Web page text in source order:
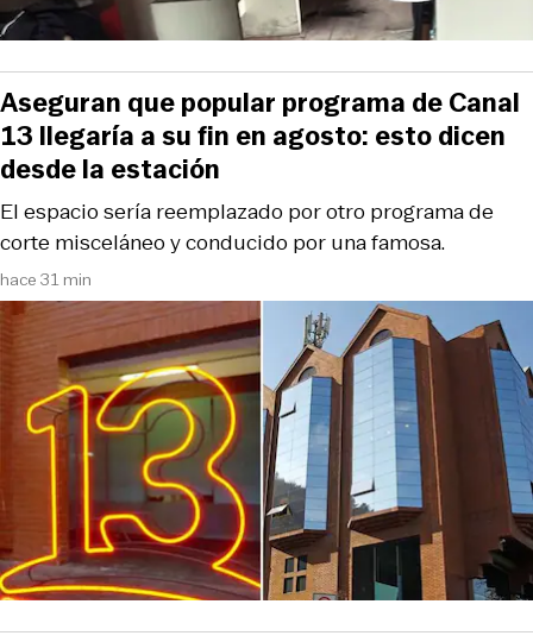
hace 31 min
El espacio sería reemplazado por otro programa de
corte misceláneo y conducido por una famosa.
Aseguran que popular programa de Canal
13 llegaría a su fin en agosto: esto dicen
desde la estación